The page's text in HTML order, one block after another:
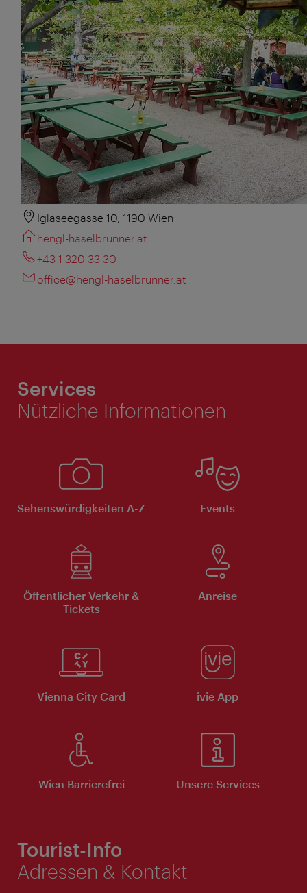
Iglaseegasse 10, 1190 Wien
hengl-haselbrunner.at
+43 1 320 33 30
office@hengl-haselbrunner.at
Services
Nützliche Informationen
Sehenswürdigkeiten A-Z Events
Öffentlicher Verkehr &
Tickets
Anreise
Vienna City Card ivie App
Wien Barrierefrei Unsere Services
Tourist-Info
Adressen & Kontakt